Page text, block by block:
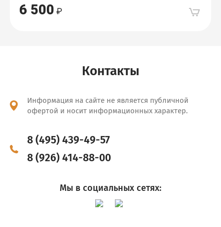
6 500
Контакты
Информация на сайте не является публичной
офертой и носит информационных характер.
8 (495) 439-49-57
8 (926) 414-88-00
Мы в социальных сетях: